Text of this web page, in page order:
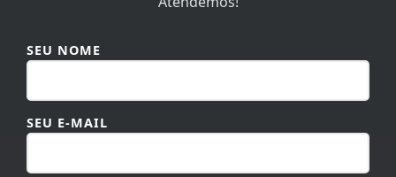
SEU NOME
SEU E-MAIL